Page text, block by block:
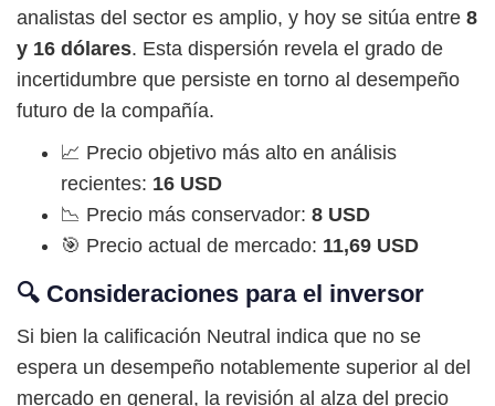
analistas del sector es amplio, y hoy se sitúa entre 8
y 16 dólares. Esta dispersión revela el grado de
incertidumbre que persiste en torno al desempeño
futuro de la compañía.
📈 Precio objetivo más alto en análisis
recientes: 16 USD
📉 Precio más conservador: 8 USD
🎯 Precio actual de mercado: 11,69 USD
🔍 Consideraciones para el inversor
Si bien la calificación Neutral indica que no se
espera un desempeño notablemente superior al del
mercado en general, la revisión al alza del precio